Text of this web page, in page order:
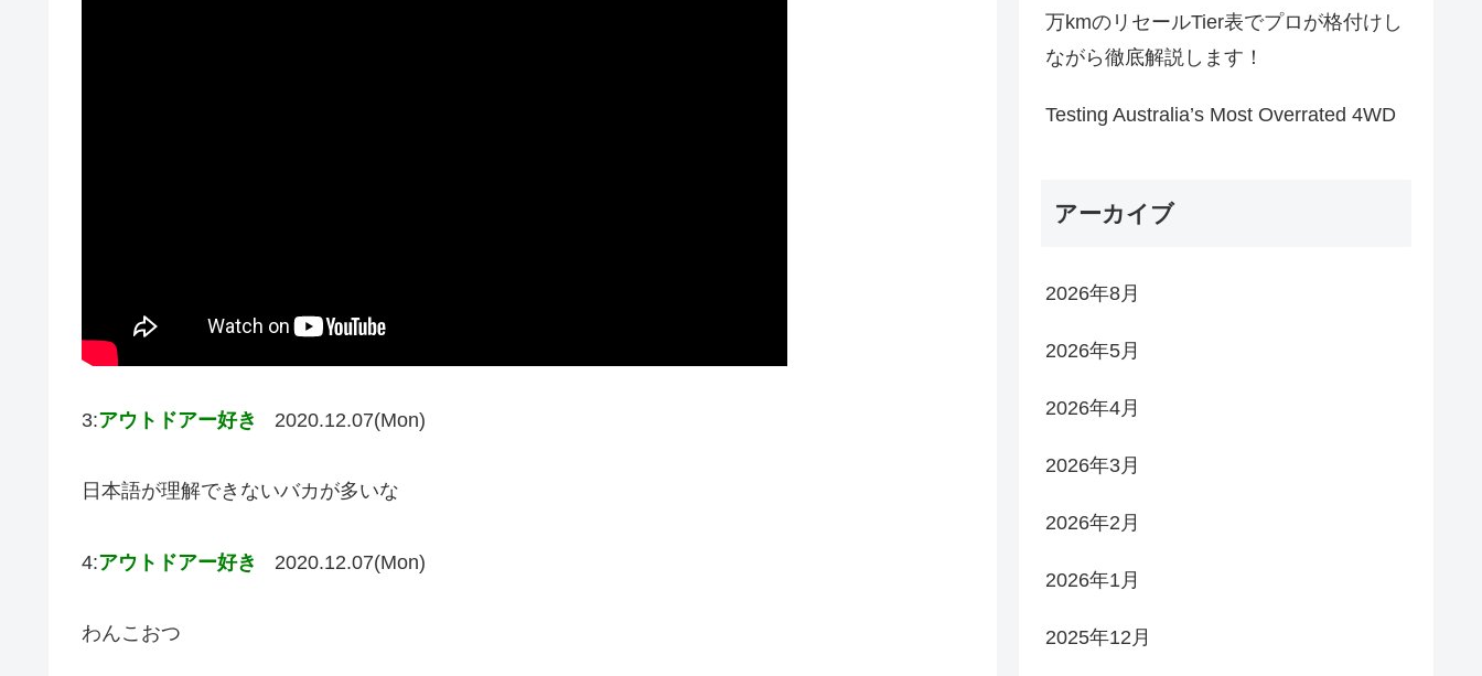
3:アウトドアー好き 2020.12.07(Mon)
日本語が理解できないバカが多いな
4:アウトドアー好き 2020.12.07(Mon)
わんこおつ
万kmのリセールTier表でプロが格付けし
ながら徹底解説します！
Testing Australia’s Most Overrated 4WD
アーカイブ
2026年8月
2026年5月
2026年4月
2026年3月
2026年2月
2026年1月
2025年12月